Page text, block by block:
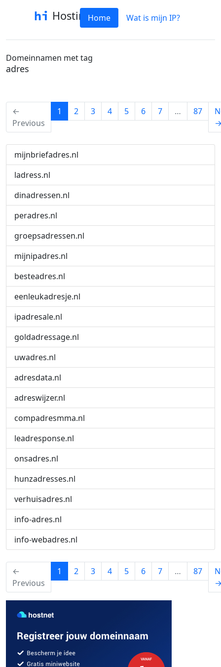
HostinfoHome Wat is mijn IP?
Domeinnamen met tag
adres
←
Previous
1 (current)
2 3 4 5 6 7 … 87
mijnbriefadres.nl
ladress.nl
dinadressen.nl
peradres.nl
groepsadressen.nl
mijnipadres.nl
besteadres.nl
eenleukadresje.nl
ipadresale.nl
goldadressage.nl
uwadres.nl
adresdata.nl
adreswijzer.nl
compadresmma.nl
leadresponse.nl
onsadres.nl
hunzadresses.nl
verhuisadres.nl
info-adres.nl
info-webadres.nl
←
Previous
1 (current)
2 3 4 5 6 7 … 87